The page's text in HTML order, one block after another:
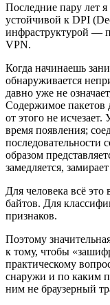
Последние пару лет я
устойчивой к DPI
инфраструктурой —
VPN.
Когда начинаешь
обнаруживается
давно уже не
Содержимое пакетов
от этого не
время появления;
образом
замедляется,
Для человека всё
байтов. Для
признаков.
Поэтому
к тому, чтобы
практическому
снаружи и по каким
ним не браузерный